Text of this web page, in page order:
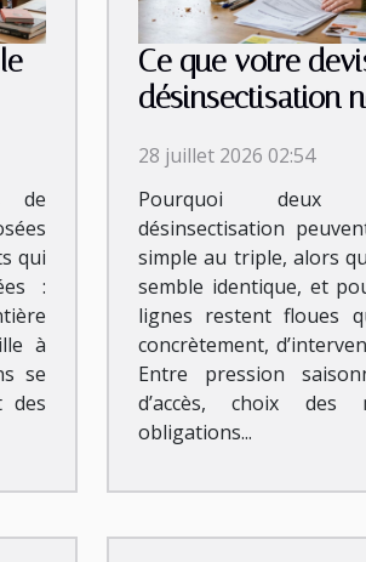
de
qui
:
à
se
des
Ce que votre
désinsectisation
28 juillet 2026 02:54
Pourquoi
désinsectisation
simple au triple, alors
semble identique, et
lignes restent floues
concrètement,
Entre pression
d’accès, choix des
obligations...